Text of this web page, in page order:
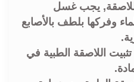
اللاصقة, يجب غسل
وفركها بلطف بالأصابع
تثبيت اللاصقة الطبية في